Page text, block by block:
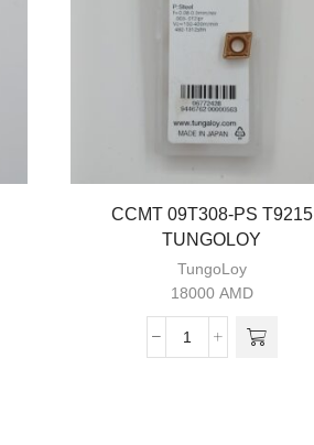
CCMT 09T308-PS T9215
TUNGOLOY
TungoLoy
18000 AMD